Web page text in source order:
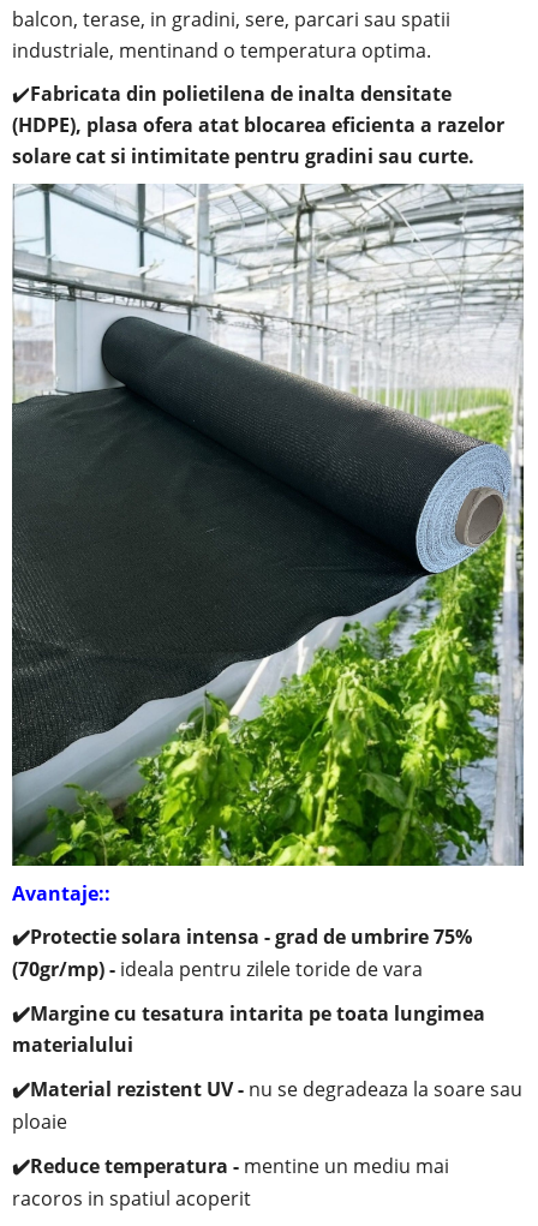
balcon,terase, in gradini, sere, parcari sau spatii
industriale, mentinand o temperatura optima.
✔️Fabricata din polietilena de inalta densitate
(HDPE), plasa ofera atat blocarea eficienta a razelor
solare cat si intimitate pentru gradini sau curte.
Avantaje::
✔️Protectie solara intensa - grad de umbrire 75%
(70gr/mp) - ideala pentru zilele toride de vara
✔️Margine cu tesatura intarita pe toata lungimea
materialului
✔️Material rezistent UV - nu se degradeaza la soare sau
ploaie
✔️Reduce temperatura - mentine un mediu mai
racoros in spatiul acoperit